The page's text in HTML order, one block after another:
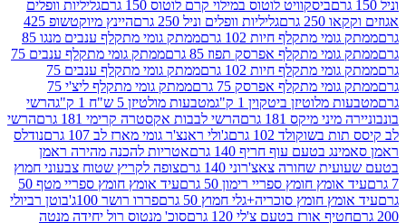
ביסקוויט לוטוס במילוי קרם לוטוס 150 גרם
גליליות וופלים
גרם
גליליות וופלים וניל 250 גרם
היינץ מיוקטשופ 425
מתקלף חיות 102 גרם
ממתק גומי מתקלף ענבים מנגו 85
מתקלף אפרסק תפוז 85 גרם
ממתק גומי מתקלף ענבים 75
מתקלף חיות 102 גרם
ממתק גומי מתקלף ענבים 75
מתקלף אפרסק 75 גרם
ממתק גומי מתקלף ליצ'י 75
ביטקוין 1 ק"ג
מטבעות מולטיזן 5 ש"ח 1 ק"ג
הרשי
מיקס 181 גרם
הרשי לבבות אקסטרה קרימי 181 גרם
הרשי
102 גרם
ג'ולי ראנצ'ר גומי מארז לב 107 גרם
נודלס
עוף חריף 140 גרם
אטריות להכנה מהירה ראמן
שחורה צאצ'רוני 140 גרם
צופה לקריץ שטוח צבעוני חמוץ
חומץ ספריי רימון 50 גרם
עיד אומץ חומץ ספריי מטף 50
חומץ סוכריה+גלי חמוץ 50 גרם
פררו רושר 100ג'
בוטן רביולי
אורז בטעם צ'לי 120 גרם
סוכ' מנטוס רול יחידה מנטה